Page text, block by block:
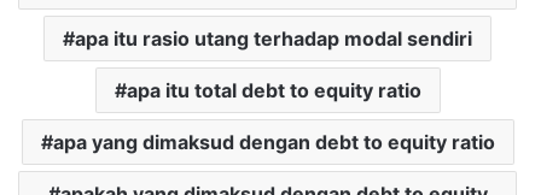
apa itu rasio utang terhadap modal sendiri
apa itu total debt to equity ratio
apa yang dimaksud dengan debt to equity ratio